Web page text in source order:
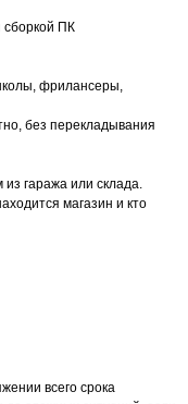
сборкой ПК
фрилансеры,
без перекладывания
гаража или склада.
магазин и кто
всего срока